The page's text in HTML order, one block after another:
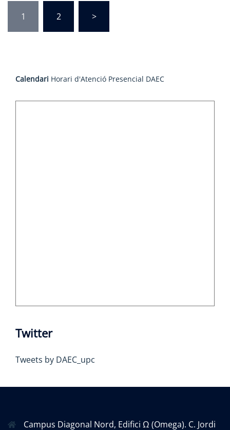
pagination
1 2 >
Calendari Horari d'Atenció Presencial DAEC
Twitter
Tweets by DAEC_upc
Campus Diagonal Nord, Edifici Ω (Omega). C. Jordi